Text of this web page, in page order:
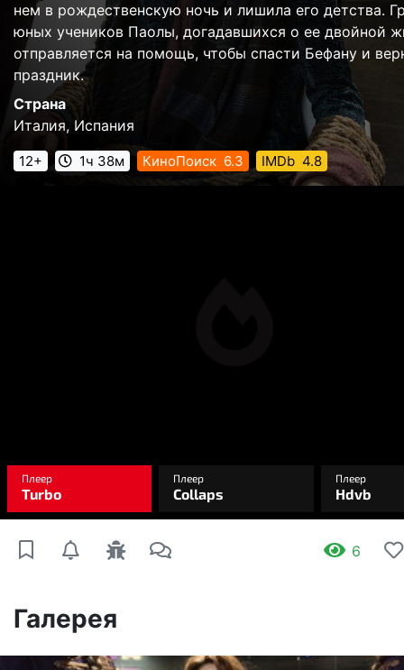
нем в рождественскую ночь и лишила его детства.
юных учеников Паолы, догадавшихся о ее двойной
отправляется на помощь, чтобы спасти Бефану и
праздник.
Страна
Италия, Испания
12+ 1ч 38м КиноПоиск 6.3 IMDb 4.8
6
Галерея